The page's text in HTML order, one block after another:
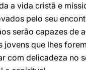
a vida cristã e
pelo seu
serão capazes de
jovens que lhes
com delicadeza no